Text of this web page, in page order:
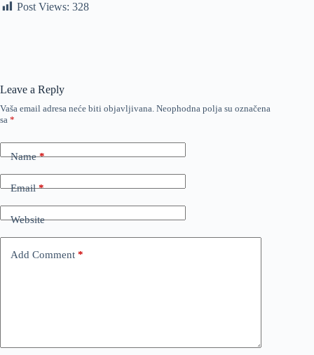
Post Views: 328
Leave a Reply
Vaša email adresa neće biti objavljivana. Neophodna polja su označena
sa *
Name*
Email*
Website
Add Comment *